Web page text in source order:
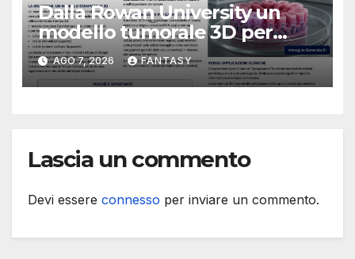
Dalla Rowan University un
modello tumorale 3D per
studiare il dialogo tra cancro
e cellule staminali
AGO 7, 2026 FANTASY
Lascia un commento
Devi essere connesso per inviare un commento.